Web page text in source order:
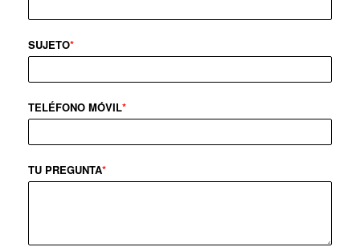
SUJETO*
TELÉFONO MÓVIL*
TU PREGUNTA*